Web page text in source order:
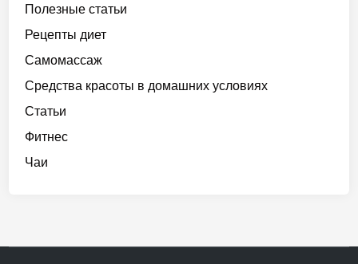
Полезные статьи
Рецепты диет
Самомассаж
Средства красоты в домашних условиях
Статьи
Фитнес
Чаи